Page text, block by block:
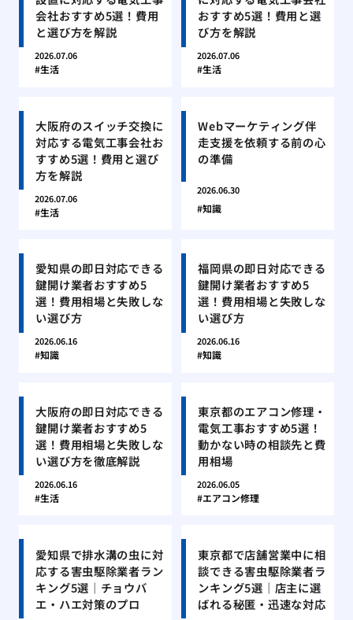
会社おすすめ5選！費用
と選び方を解説
2026.07.06
生活
おすすめ5選！費用と選
び方を解説
2026.07.06
生活
大阪府のスイッチ交換に
対応する電気工事会社お
すすめ5選！費用と選び
方を解説
2026.07.06
生活
Webマーケティング伴
走支援を依頼する前の心
の準備
2026.06.30
知識
愛知県の即日対応できる
鍵開け業者おすすめ5
選！費用相場と失敗しな
い選び方
2026.06.16
知識
福岡県の即日対応できる
鍵開け業者おすすめ5
選！費用相場と失敗しな
い選び方
2026.06.16
知識
大阪府の即日対応できる
鍵開け業者おすすめ5
選！費用相場と失敗しな
い選び方を徹底解説
2026.06.16
生活
東京都のエアコン修理・
電気工事おすすめ5選！
動かない時の相談先と費
用相場
2026.06.05
エアコン修理
愛知県で排水溝の虫に対
応する害虫駆除業者ラン
キング5選｜チョウバ
エ・ハエ対策のプロ
東京都で店舗営業中に相
談できる害虫駆除業者ラ
ンキング5選｜店主に選
ばれる秘匿・迅速な対応